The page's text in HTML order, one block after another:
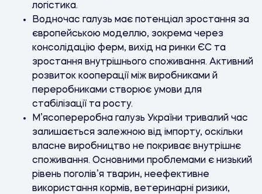
логістика.
Водночас галузь має потенціал зростання за
європейською моделлю, зокрема через
консолідацію ферм, вихід на ринки ЄС та
зростання внутрішнього споживання. Активний
розвиток кооперації між виробниками й
переробниками створює умови для
стабілізації та росту.
М’ясопереробна галузь України тривалий час
залишається залежною від імпорту, оскільки
власне виробництво не покриває внутрішнє
споживання. Основними проблемами є низький
рівень поголів’я тварин, неефективне
використання кормів, ветеринарні ризики,